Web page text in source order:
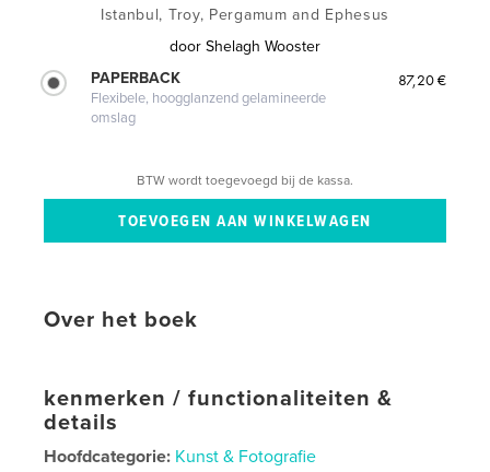
Istanbul, Troy, Pergamum and Ephesus
door Shelagh Wooster
PAPERBACK
Flexibele, hoogglanzend gelamineerde
omslag
87,20 €
BTW wordt toegevoegd bij de kassa.
Over het boek
kenmerken / functionaliteiten &
details
Hoofdcategorie: Kunst & Fotografie